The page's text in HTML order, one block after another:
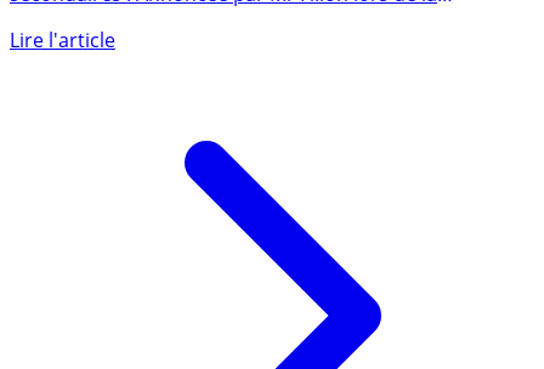
secondaires : Annoncée par Mr Fillon lors de la